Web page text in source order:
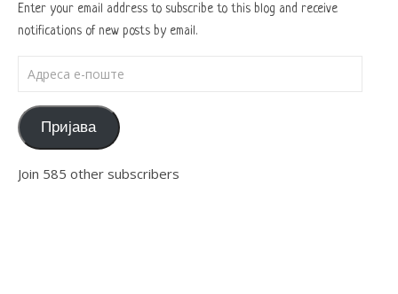
Enter your email address to subscribe to this blog and receive
notifications of new posts by email.
Пријава
Join 585 other subscribers